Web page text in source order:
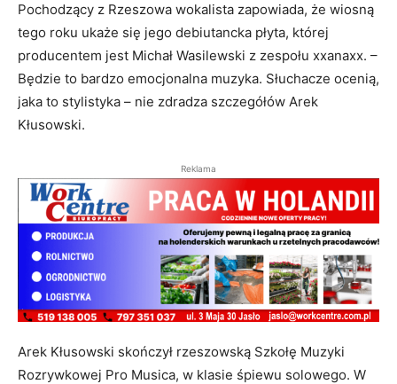
Pochodzący z Rzeszowa wokalista zapowiada, że wiosną
tego roku ukaże się jego debiutancka płyta, której
producentem jest Michał Wasilewski z zespołu xxanaxx. –
Będzie to bardzo emocjonalna muzyka. Słuchacze ocenią,
jaka to stylistyka – nie zdradza szczegółów Arek
Kłusowski.
Reklama
Arek Kłusowski skończył rzeszowską Szkołę Muzyki
Rozrywkowej Pro Musica, w klasie śpiewu solowego. W